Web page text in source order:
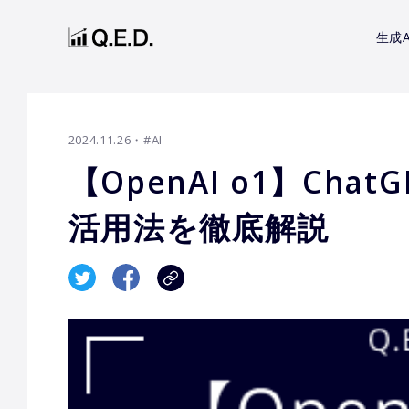
生成
2024.11.26 ・#AI
【OpenAI o1】
活用法を徹底解説